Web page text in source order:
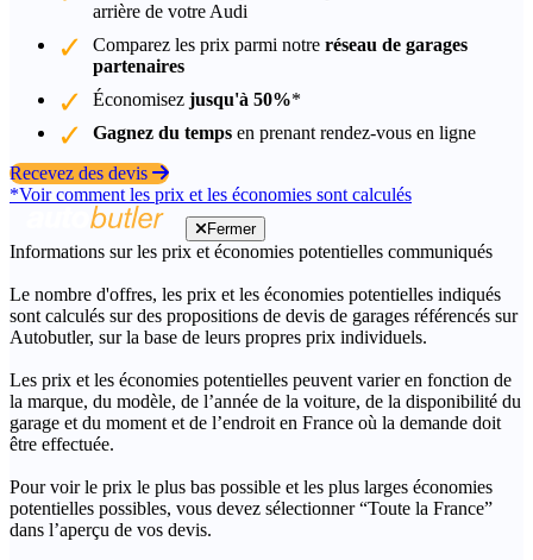
arrière de votre Audi
Comparez les prix parmi notre réseau de garages
partenaires
Économisez jusqu'à 50%*
Gagnez du temps en prenant rendez-vous en ligne
Recevez des devis
*Voir comment les prix et les économies sont calculés
Fermer
Informations sur les prix et économies potentielles communiqués
Le nombre d'offres, les prix et les économies potentielles indiqués
sont calculés sur des propositions de devis de garages référencés sur
Autobutler, sur la base de leurs propres prix individuels.
Les prix et les économies potentielles peuvent varier en fonction de
la marque, du modèle, de l’année de la voiture, de la disponibilité du
garage et du moment et de l’endroit en France où la demande doit
être effectuée.
Pour voir le prix le plus bas possible et les plus larges économies
potentielles possibles, vous devez sélectionner “Toute la France”
dans l’aperçu de vos devis.